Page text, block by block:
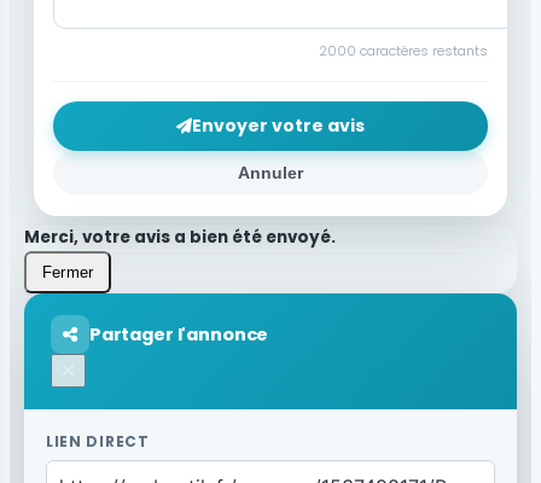
2000 caractères restants
Annuler
Envoyer votre avis
Merci, votre avis a bien été envoyé.
Fermer
Partager l'annonce
LIEN DIRECT